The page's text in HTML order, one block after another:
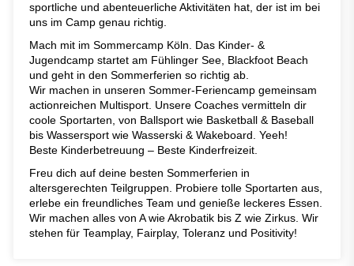
sportliche und abenteuerliche Aktivitäten hat, der ist im bei
uns im Camp genau richtig.
Mach mit im Sommercamp Köln. Das Kinder- &
Jugendcamp startet am Fühlinger See, Blackfoot Beach
und geht in den Sommerferien so richtig ab.
Wir machen in unseren Sommer-Feriencamp gemeinsam
actionreichen Multisport. Unsere Coaches vermitteln dir
coole Sportarten, von Ballsport wie Basketball & Baseball
bis Wassersport wie Wasserski & Wakeboard. Yeeh!
Beste Kinderbetreuung – Beste Kinderfreizeit.
Freu dich auf deine besten Sommerferien in
altersgerechten Teilgruppen. Probiere tolle Sportarten aus,
erlebe ein freundliches Team und genieße leckeres Essen.
Wir machen alles von A wie Akrobatik bis Z wie Zirkus. Wir
stehen für Teamplay, Fairplay, Toleranz und Positivity!